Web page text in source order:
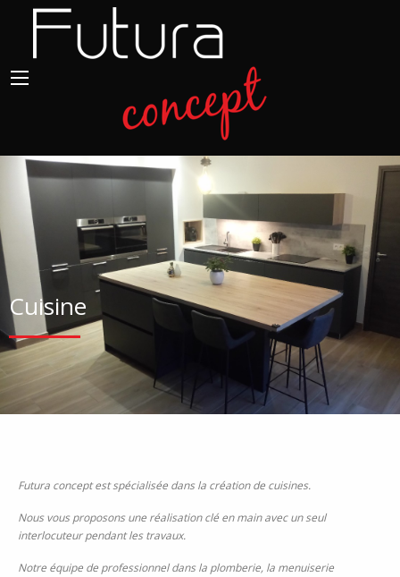
Cuisine
Futura concept est spécialisée dans la création de cuisines.
Nous vous proposons une réalisation clé en main avec un seul
interlocuteur pendant les travaux.
Notre équipe de professionnel dans la plomberie, la menuiserie